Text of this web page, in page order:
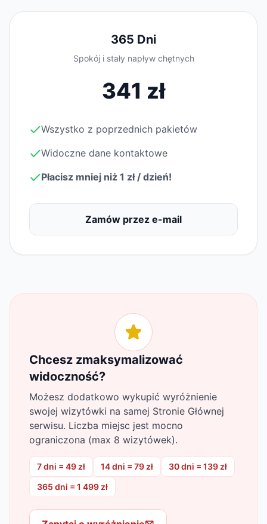
365 Dni
Spokój i stały napływ chętnych
341 zł
Wszystko z poprzednich pakietów
Widoczne dane kontaktowe
Płacisz mniej niż 1 zł / dzień!
Zamów przez e-mail
Chcesz zmaksymalizować
widoczność?
Możesz dodatkowo wykupić wyróżnienie
swojej wizytówki na samej Stronie Głównej
serwisu. Liczba miejsc jest mocno
ograniczona (max 8 wizytówek).
7 dni = 49 zł 14 dni = 79 zł
30 dni = 139 zł
365 dni = 1 499 zł